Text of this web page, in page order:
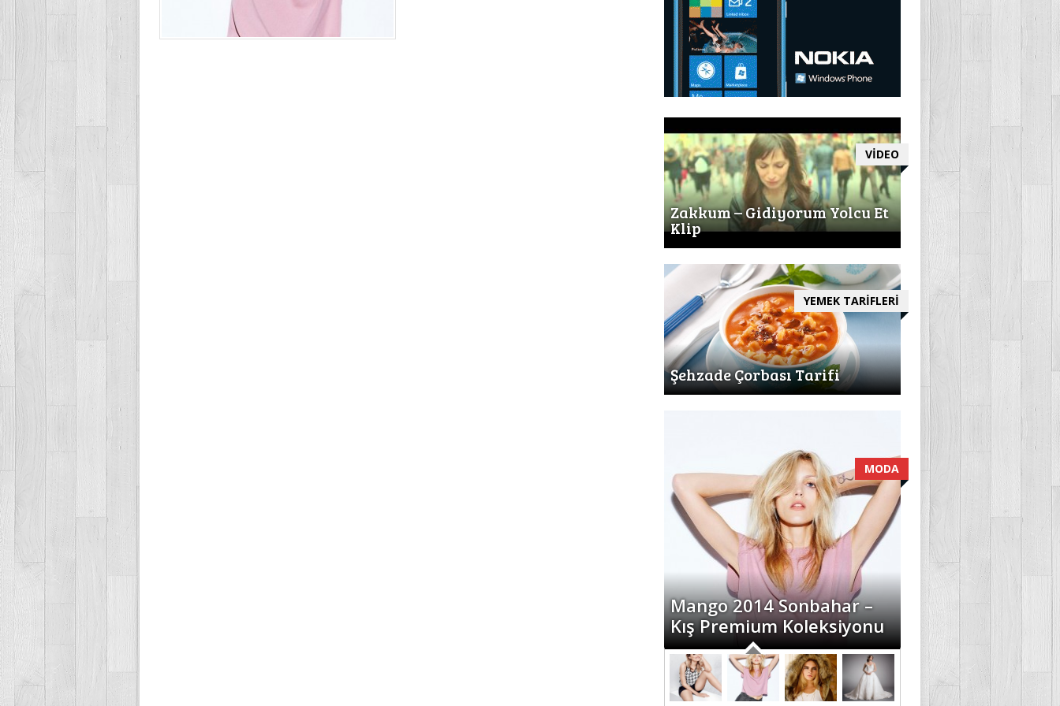
VİDEO
Zakkum – Gidiyorum Yolcu Et
Klip
YEMEK TARİFLERİ
Şehzade Çorbası Tarifi
MODA
Mango 2014 Sonbahar –
Kış Premium Koleksiyonu